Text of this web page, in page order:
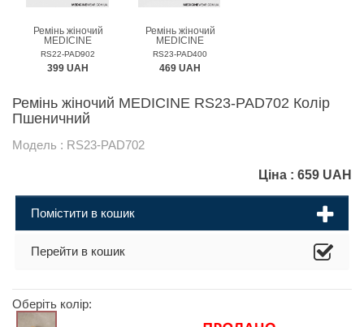
Ремінь жіночий
MEDICINE
RS22-PAD902
399 UAH
Ремінь жіночий
MEDICINE
RS23-PAD400
469 UAH
Ремінь жіночий MEDICINE RS23-PAD702 Колір
Пшеничний
Модель : RS23-PAD702
Ціна : 659 UAH
Помістити в кошик
Перейти в кошик
Оберіть колір: